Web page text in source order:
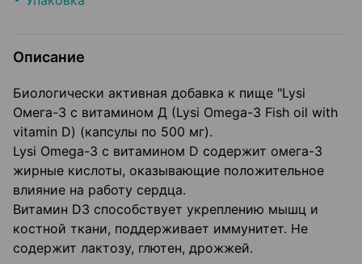
Описание
Биологически активная добавка к пище "Lysi
Омега-3 с витамином Д (Lysi Omega-3 Fish oil with
vitamin D) (капсулы по 500 мг).
Lysi Omega-3 с витамином D содержит омега-3
жирные кислоты, оказывающие положительное
влияние на работу сердца.
Витамин D3 способствует укреплению мышц и
костной ткани, поддерживает иммунитет. Не
содержит лактозу, глютен, дрожжей.